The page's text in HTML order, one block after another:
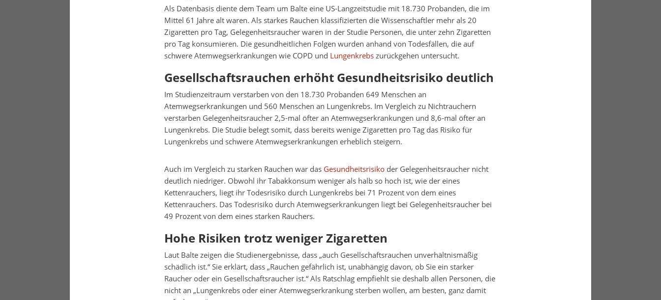
Als Datenbasis diente dem Team um Balte eine US-Langzeitstudie mit 18.730 Probanden, die im
Mittel 61 Jahre alt waren. Als starkes Rauchen klassifizierten die Wissenschaftler mehr als 20
Zigaretten pro Tag, Gelegenheitsraucher waren in der Studie Personen, die unter zehn Zigaretten
pro Tag konsumieren. Die gesundheitlichen Folgen wurden anhand von Todesfällen, die auf
schwere Atemwegserkrankungen wie COPD und Lungenkrebszurückgehen untersucht.
Gesellschaftsrauchen erhöht Gesundheitsrisiko deutlich
Im Studienzeitraum verstarben von den 18.730 Probanden 649 Menschen an
Atemwegserkrankungen und 560 Menschen an Lungenkrebs. Im Vergleich zu Nichtrauchern
verstarben Gelegenheitsraucher 2,5-mal öfter an Atemwegserkrankungen und 8,6-mal öfter an
Lungenkrebs. Die Studie belegt somit, dass bereits wenige Zigaretten pro Tag das Risiko für
Lungenkrebs und schwere Atemwegserkrankungen erheblich steigern.
Auch im Vergleich zu starken Rauchen war das Gesundheitsrisikoder Gelegenheitsraucher nicht
deutlich niedriger. Obwohl ihr Tabakkonsum weniger als halb so hoch ist, wie der eines
Kettenrauchers, liegt ihr Todesrisiko durch Lungenkrebs bei 71 Prozent von dem eines
Kettenrauchers. Das Todesrisiko durch Atemwegserkrankungen liegt bei Gelegenheitsraucher bei
49 Prozent von dem eines starken Rauchers.
Hohe Risiken trotz weniger Zigaretten
Laut Balte zeigen die Studienergebnisse, dass „auch Gesellschaftsrauchen unverhältnismäßig
schädlich ist.“ Sie erklärt, dass „Rauchen gefährlich ist, unabhängig davon, ob Sie ein starker
Raucher oder ein Gesellschaftsraucher ist.“ Als Ratschlag empfiehlt sie deshalb allen Personen, die
nicht an „Lungenkrebs oder einer Atemwegserkrankung sterben wollen, am besten, ganz damit